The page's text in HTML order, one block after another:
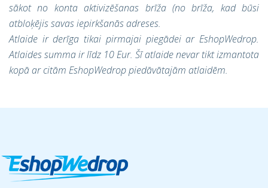
sākot no konta aktivizēšanas brīža (no brīža, kad būsi
atbloķējis savas iepirkšanās adreses.
Atlaide ir derīga tikai pirmajai piegādei ar EshopWedrop.
Atlaides summa ir līdz 10 Eur. Šī atlaide nevar tikt izmantota
kopā ar citām EshopWedrop piedāvātajām atlaidēm.